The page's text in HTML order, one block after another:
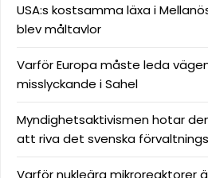
USA:s kostsamma läxa i
blev måltavlor
Varför Europa måste leda
misslyckande i Sahel
Myndighetsaktivismen hotar
att riva det svenska